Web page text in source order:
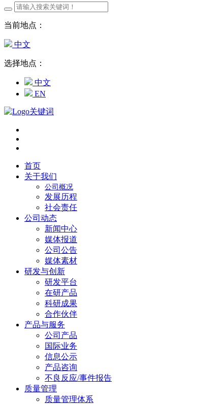
当前地点：
中文
选择地点：
中文
EN
首页
关于我们
公司概况
发展历程
社会责任
公司动态
新闻中心
媒体报道
公司公告
媒体素材
研发与创新
研发平台
在研产品
科研成果
合作伙伴
产品与服务
公司产品
国际业务
信息公示
产品咨询
不良反应/事件报告
质量管理
质量管理体系